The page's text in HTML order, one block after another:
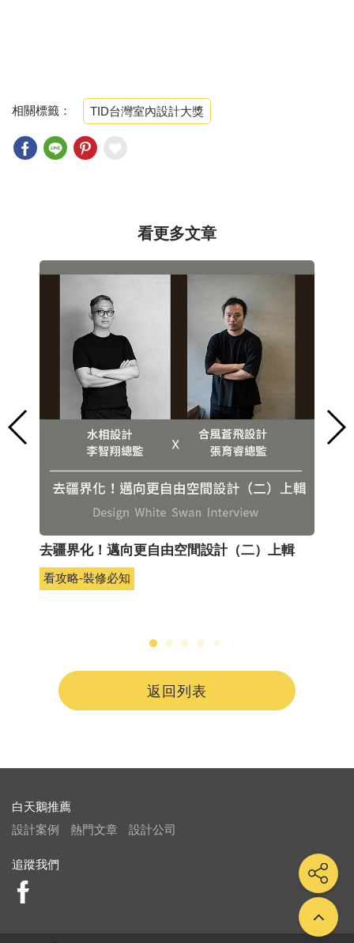
相關標籤： TID台灣室內設計大獎
看更多文章
去疆界化！邁向更自由空間設計（二）上輯
看攻略-裝修必知
返回列表
白天鵝推薦
設計案例
熱門文章 設計公司
追蹤我們